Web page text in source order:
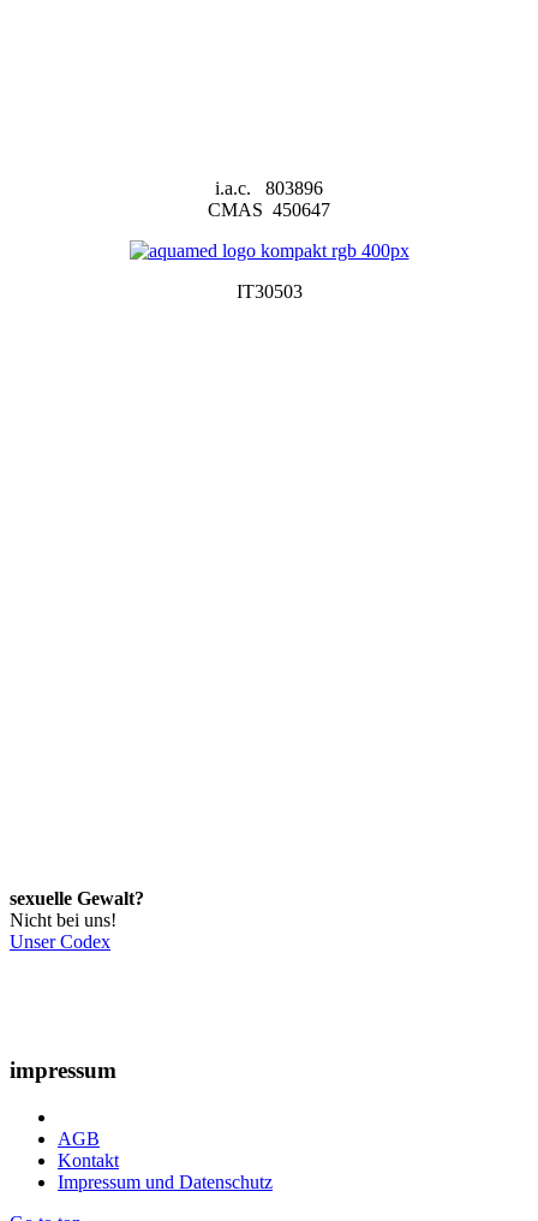
i.a.c. 803896
CMAS 450647
IT30503
sexuelle Gewalt?
Nicht bei uns!
Unser Codex
impressum
AGB
Kontakt
Impressum und Datenschutz